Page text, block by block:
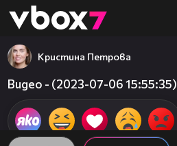
👾
Кристина Петрова
Видео - (2023-07-06 15:55:35)